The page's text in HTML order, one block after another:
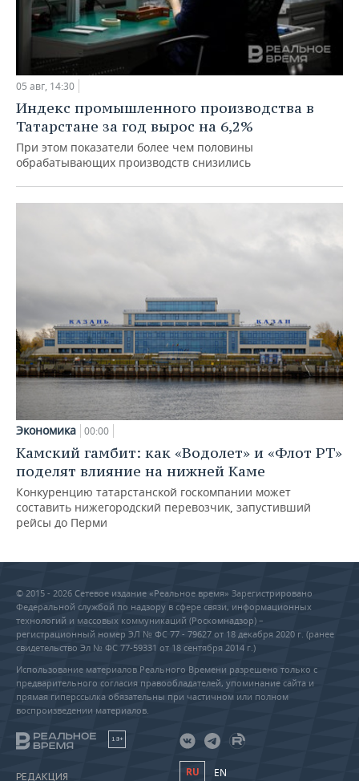
05 авг, 14:30
Индекс промышленного производства в
Татарстане за год вырос на 6,2%
При этом показатели более чем половины
обрабатывающих производств снизились
Экономика 00:00
Камский гамбит: как «Водолет» и «Флот РТ»
поделят влияние на нижней Каме
Конкуренцию татарстанской госкомпании может
составить нижегородский перевозчик, запустивший
рейсы до Перми
© 2015 - 2026 Сетевое издание «Реальное время» Зарегистрировано
Федеральной службой по надзору в сфере связи, информационных
технологий и массовых коммуникаций (Роскомнадзор) –
регистрационный номер ЭЛ № ФС 77 - 79627 от 18 декабря 2020 г. (ранее
свидетельство Эл № ФС 77-59331 от 18 сентября 2014 г.)
Использование материалов Реального Времени разрешено только с
предварительного согласия правообладателей, упоминание сайта и
прямая гиперссылка обязательны при частичном или полном
воспроизведении материалов.
18+
РЕДАКЦИЯ RU EN